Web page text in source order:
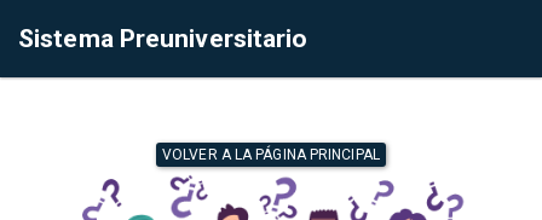
Sistema Preuniversitario
VOLVER A LA PÁGINA PRINCIPAL